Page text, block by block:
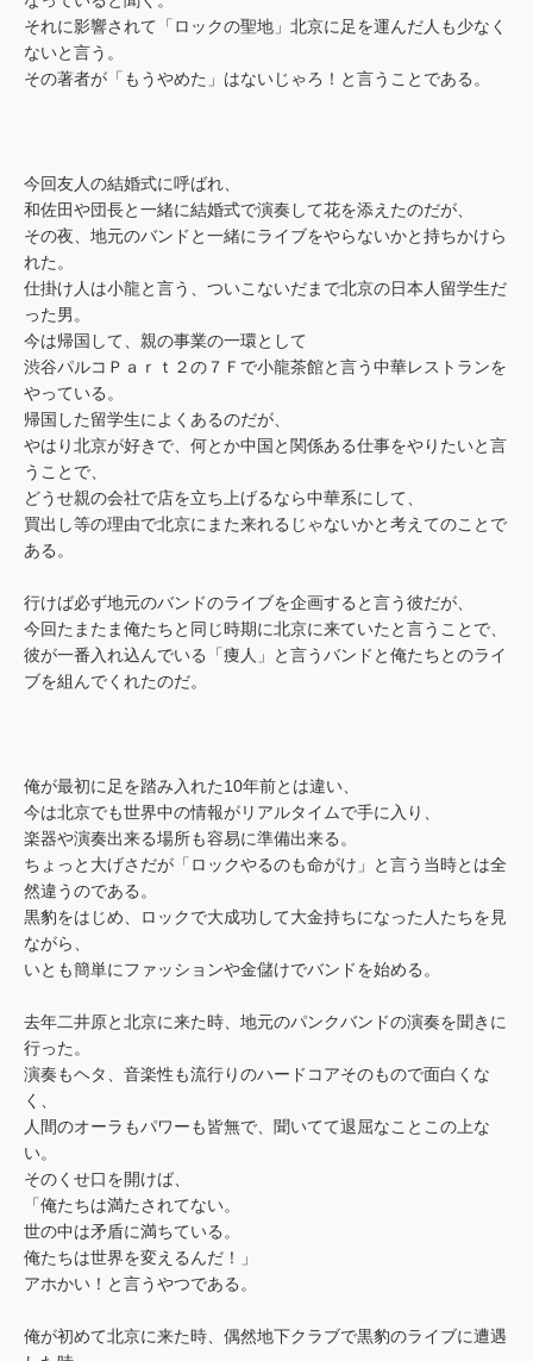
それに影響されて「ロックの聖地」北京に足を運んだ人も少なく
ないと言う。
その著者が「もうやめた」はないじゃろ！と言うことである。
今回友人の結婚式に呼ばれ、
和佐田や団長と一緒に結婚式で演奏して花を添えたのだが、
その夜、地元のバンドと一緒にライブをやらないかと持ちかけら
れた。
仕掛け人は小龍と言う、ついこないだまで北京の日本人留学生だ
った男。
今は帰国して、親の事業の一環として
渋谷パルコＰａｒｔ２の７Ｆで小龍茶館と言う中華レストランを
やっている。
帰国した留学生によくあるのだが、
やはり北京が好きで、何とか中国と関係ある仕事をやりたいと言
うことで、
どうせ親の会社で店を立ち上げるなら中華系にして、
買出し等の理由で北京にまた来れるじゃないかと考えてのことで
ある。
行けば必ず地元のバンドのライブを企画すると言う彼だが、
今回たまたま俺たちと同じ時期に北京に来ていたと言うことで、
彼が一番入れ込んでいる「痩人」と言うバンドと俺たちとのライ
ブを組んでくれたのだ。
俺が最初に足を踏み入れた10年前とは違い、
今は北京でも世界中の情報がリアルタイムで手に入り、
楽器や演奏出来る場所も容易に準備出来る。
ちょっと大げさだが「ロックやるのも命がけ」と言う当時とは全
然違うのである。
黒豹をはじめ、ロックで大成功して大金持ちになった人たちを見
ながら、
いとも簡単にファッションや金儲けでバンドを始める。
去年二井原と北京に来た時、地元のパンクバンドの演奏を聞きに
行った。
演奏もヘタ、音楽性も流行りのハードコアそのもので面白くな
く、
人間のオーラもパワーも皆無で、聞いてて退屈なことこの上な
い。
そのくせ口を開けば、
「俺たちは満たされてない。
世の中は矛盾に満ちている。
俺たちは世界を変えるんだ！」
アホかい！と言うやつである。
俺が初めて北京に来た時、偶然地下クラブで黒豹のライブに遭遇